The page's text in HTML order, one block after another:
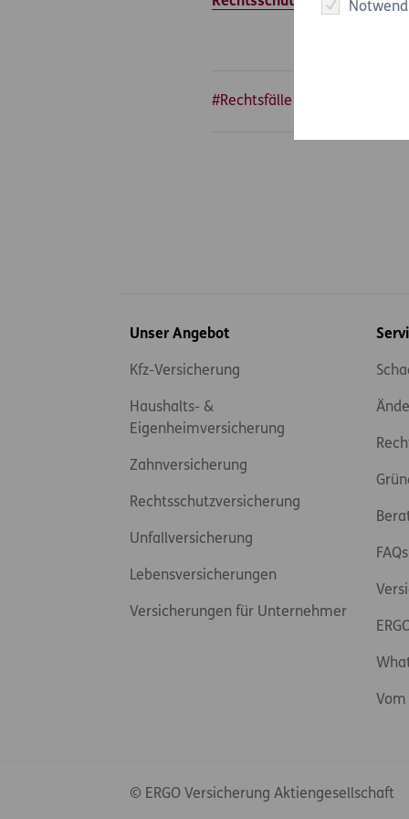
#Rechtsfälle
Inhaltsübersicht
Unser Angebot
Kfz-Versicherung
Haushalts- &
Eigenheimversicherung
Zahnversicherung
Rechtsschutzversicherung
Unfallversicherung
Lebensversicherungen
Versicherungen für Unternehmer
FAQs
© ERGO Versicherung Aktiengesellschaft